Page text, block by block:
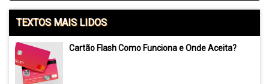
TEXTOS MAIS LIDOS
Cartão Flash Como Funciona e Onde Aceita?